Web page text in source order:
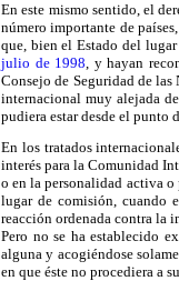
En este mismo sentido, el
número importante de
que, bien el Estado del
julio de 1998, y hayan
Consejo de Seguridad de
internacional muy alejada
pudiera estar desde el punto
En los tratados
interés para la Comunidad
o en la personalidad activa o
lugar de comisión, cuando
reacción ordenada contra la
Pero no se ha establecido
alguna y acogiéndose
en que éste no procediera a